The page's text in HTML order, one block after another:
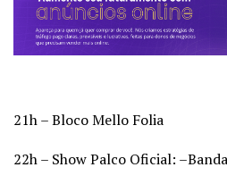
21h – Bloco Mello Folia
22h – Show Palco Oficial: